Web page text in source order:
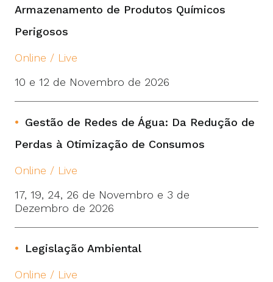
Armazenamento de Produtos Químicos
Perigosos
Online / Live
10 e 12 de Novembro de 2026
Gestão de Redes de Água: Da Redução de
Perdas à Otimização de Consumos
Online / Live
17, 19, 24, 26 de Novembro e 3 de
Dezembro de 2026
Legislação Ambiental
Online / Live